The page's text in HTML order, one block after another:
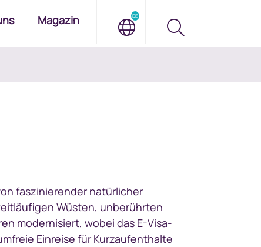
Magazin DE
faszinierender natürlicher
Wüsten, unberührten
modernisiert, wobei das E-Visa-
Einreise für Kurzaufenthalte